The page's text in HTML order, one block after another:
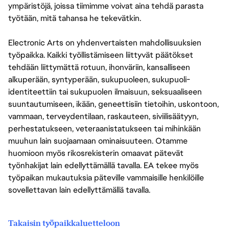
ympäristöjä, joissa tiimimme voivat aina tehdä parasta
työtään, mitä tahansa he tekevätkin.
Electronic Arts on yhdenvertaisten mahdollisuuksien
työpaikka. Kaikki työllistämiseen liittyvät päätökset
tehdään liittymättä rotuun, ihonväriin, kansalliseen
alkuperään, syntyperään, sukupuoleen, sukupuoli-
identiteettiin tai sukupuolen ilmaisuun, seksuaaliseen
suuntautumiseen, ikään, geneettisiin tietoihin, uskontoon,
vammaan, terveydentilaan, raskauteen, siviilisäätyyn,
perhestatukseen, veteraanistatukseen tai mihinkään
muuhun lain suojaamaan ominaisuuteen. Otamme
huomioon myös rikosrekisterin omaavat pätevät
työnhakijat lain edellyttämällä tavalla. EA tekee myös
työpaikan mukautuksia päteville vammaisille henkilöille
sovellettavan lain edellyttämällä tavalla.
Takaisin työpaikkaluetteloon